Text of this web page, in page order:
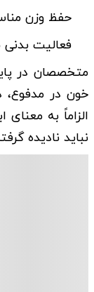
حفظ وزن
فعالیت بدنی
متخصصان در
خون در مدفوع،
الزاماً به
نباید نادیده